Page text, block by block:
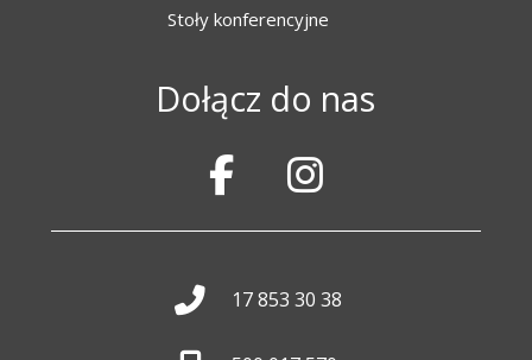
Stoły konferencyjne
Dołącz do nas
17 853 30 38